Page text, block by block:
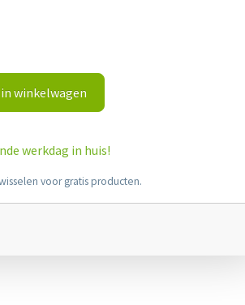
winkelwagen
werkdag in huis!
voor gratis producten.